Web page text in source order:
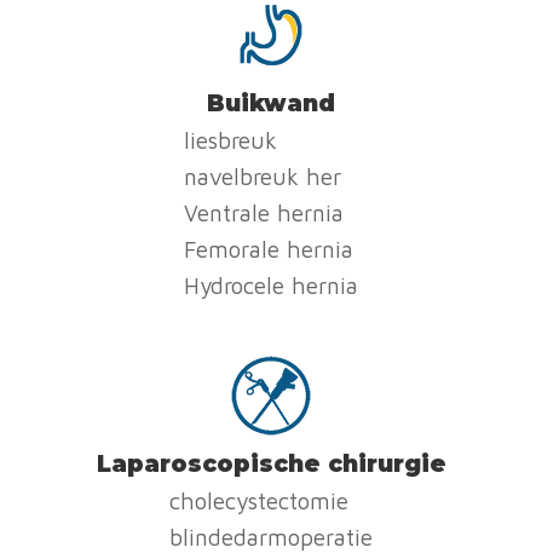
Buikwand
liesbreuk
navelbreuk her
Ventrale hernia
Femorale hernia
Hydrocele hernia
Laparoscopische chirurgie
cholecystectomie
blindedarmoperatie